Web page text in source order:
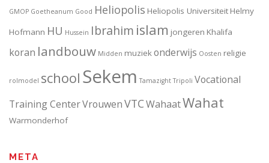
GMOP Goetheanum Good Heliopolis Heliopolis Universiteit Helmy
Hofmann HU Hussein Ibrahim islam jongeren Khalifa
koran landbouw Midden muziekonderwijs Oosten religie
rolmodel school Sekem Tamazight Tripoli Vocational
Training CenterVrouwenVTCWahaatWahat
Warmonderhof
META